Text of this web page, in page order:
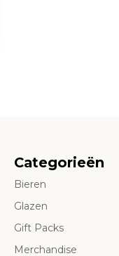
Categorieën
Bieren
Glazen
Gift Packs
Merchandise